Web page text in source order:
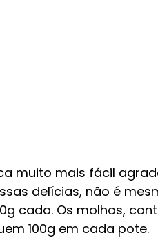
muito mais fácil
delícias, não é
cada. Os molhos,
100g em cada pote.